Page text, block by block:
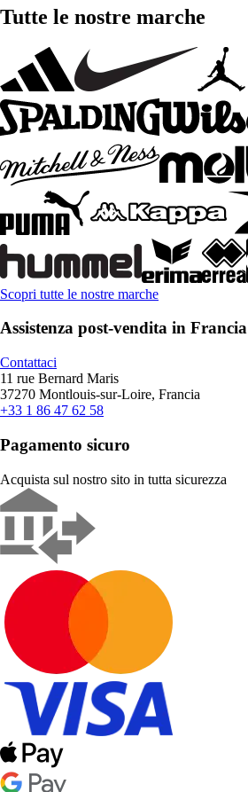
Tutte le nostre marche
Scopri tutte le nostre marche
Assistenza post-vendita in Francia
Contattaci
11 rue Bernard Maris
37270 Montlouis-sur-Loire, Francia
+33 1 86 47 62 58
Pagamento sicuro
Acquista sul nostro sito in tutta sicurezza